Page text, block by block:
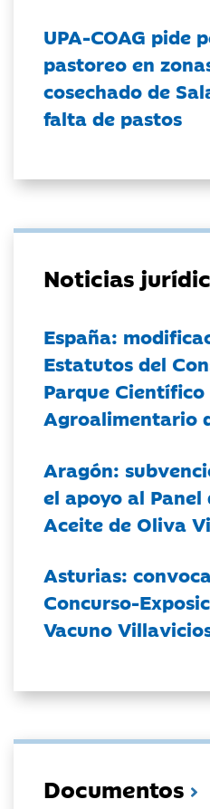
UPA-COAG pide
pastoreo en
cosechado de
falta de pastos
Noticias
España:
Estatutos del
Parque
Agroalimentario
Aragón:
el apoyo al Panel
Aceite de Oliva
Asturias:
Concurso-
Vacuno
Documentos